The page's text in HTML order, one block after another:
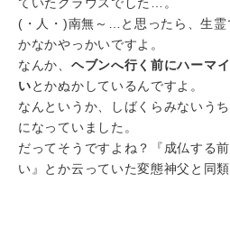
(・人・)南無～…と思ったら、生霊
かなかやっかいですよ。
なんか、 ヘブンへ行く前にハーマ
いとかぬかしているんですよ。
なんというか、しばくらみないう
になっていました。
だってそうですよね？『成仏する
い』とか云っていた変態神父と同類